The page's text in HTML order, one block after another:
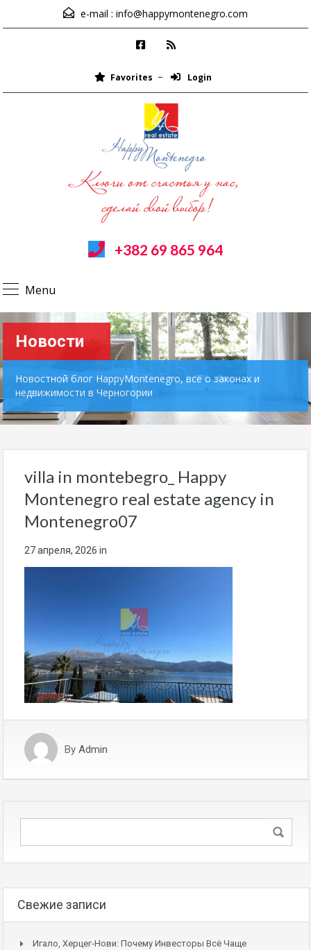
e-mail : info@happymontenegro.com
Favorites Login
+382 69 865 964
Menu
Новости
Новостной блог HappyMontenegro, всё о законах и
недвижимости в Черногории
villa in montebegro_ Happy
Montenegro real estate agency in
Montenegro07
27 апреля, 2026 in
By Admin
Свежие записи
Игало, Херцег-Нови: Почему Инвесторы Всё Чаще